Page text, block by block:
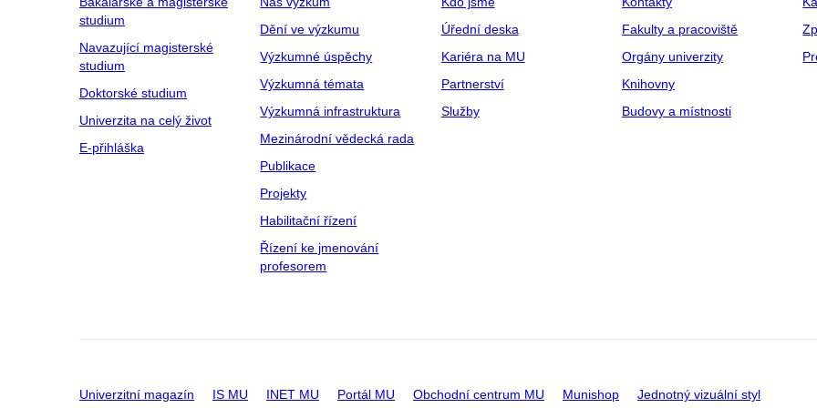
studium
Navazující magisterské
studium
Doktorské studium
Univerzita na celý život
E-přihláška
Dění ve výzkumu
Výzkumné úspěchy
Výzkumná témata
Výzkumná infrastruktura
Mezinárodní vědecká rada
Publikace
Projekty
Habilitační řízení
Řízení ke jmenování
profesorem
Úřední deska
Kariéra na MU
Partnerství
Služby
Fakulty a pracoviště
Orgány univerzity
Knihovny
Budovy a místnosti
Univerzitní magazín IS MU INET MU Portál MU Obchodní centrum MU Munishop Jednotný vizuální styl